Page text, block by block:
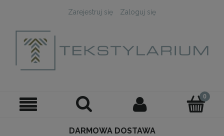
Zarejestruj się Zaloguj się
DARMOWA DOSTAWA